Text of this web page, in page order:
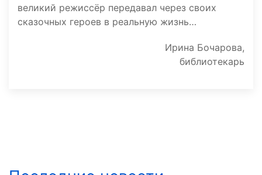
великий режиссёр передавал через своих
сказочных героев в реальную жизнь…
Ирина Бочарова,
библиотекарь